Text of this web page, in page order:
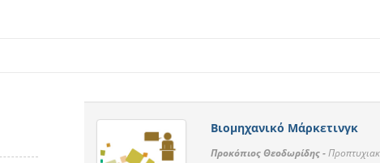
Βιομηχανικό Μάρκετινγκ
Προκόπιος Θεοδωρίδης -